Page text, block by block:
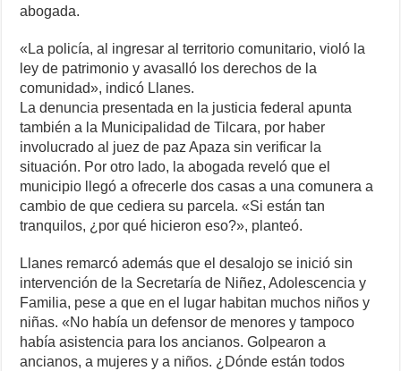
abogada.
«La policía, al ingresar al territorio comunitario, violó la
ley de patrimonio y avasalló los derechos de la
comunidad», indicó Llanes.
La denuncia presentada en la justicia federal apunta
también a la Municipalidad de Tilcara, por haber
involucrado al juez de paz Apaza sin verificar la
situación. Por otro lado, la abogada reveló que el
municipio llegó a ofrecerle dos casas a una comunera a
cambio de que cediera su parcela. «Si están tan
tranquilos, ¿por qué hicieron eso?», planteó.
Llanes remarcó además que el desalojo se inició sin
intervención de la Secretaría de Niñez, Adolescencia y
Familia, pese a que en el lugar habitan muchos niños y
niñas. «No había un defensor de menores y tampoco
había asistencia para los ancianos. Golpearon a
ancianos, a mujeres y a niños. ¿Dónde están todos